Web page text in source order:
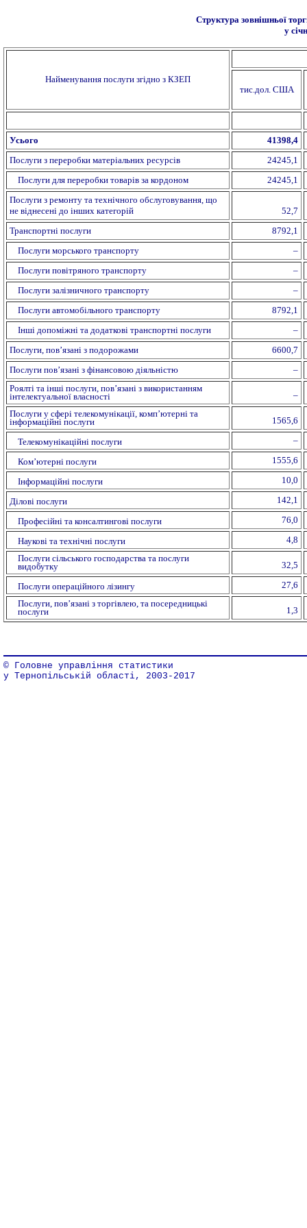
Структура зовнішньої
у
Найменування послуги згідно з КЗЕП
тис.дол. США
Усього
41398,4
Послуги з переробки матеріальних ресурсів
24245,1
Послуги для переробки товарів за кордоном
24245,1
Послуги з ремонту та технічного обслуговування, що
не віднесені до інших категорій
52,7
Транспортні послуги
8792,1
Послуги морського транспорту
–
Послуги повітряного транспорту
–
Послуги залізничного транспорту
–
Послуги автомобільного транспорту
8792,1
Інші допоміжні та додаткові транспортні послуги
–
Послуги, пов’язані з подорожами
6600,7
Послуги пов’язані з фінансовою діяльністю
–
Роялті та інші послуги, пов’язані з використанням
інтелектуальної власності
–
Послуги у сфері телекомунікації, комп’ютерні та
інформаційні послуги
1565,6
Телекомунікаційні послуги –
Ком’ютерні послуги 1555,6
Інформаційні послуги 10,0
Ділові послуги 142,1
Професійні та консалтингові послуги 76,0
Наукові та технічні послуги
4,8
Послуги сільського господарства та послуги
видобутку
32,5
Послуги операційного лізингу
27,6
Послуги, пов’язані з торгівлею, та посередницькі
послуги
1,3
© Головне управління статистики
у Тернопільській області, 2003-2017